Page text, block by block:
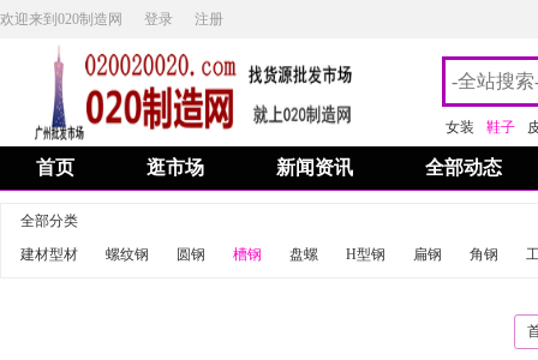
欢迎来到020制造网 登录 注册
女装 鞋子
首页 逛市场 新闻资讯 全部动态
全部分类
建材型材
螺纹钢 圆钢 槽钢 盘螺 H型钢 扁钢 角钢